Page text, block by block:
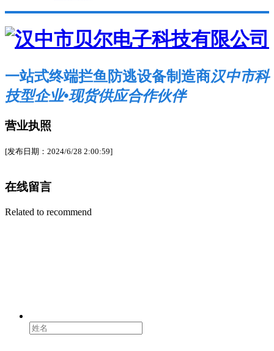
一站式终端拦鱼防逃设备制造商汉中市科
技型企业•现货供应合作伙伴
营业执照
[发布日期：2024/6/28 2:00:59]
在线留言
Related to recommend